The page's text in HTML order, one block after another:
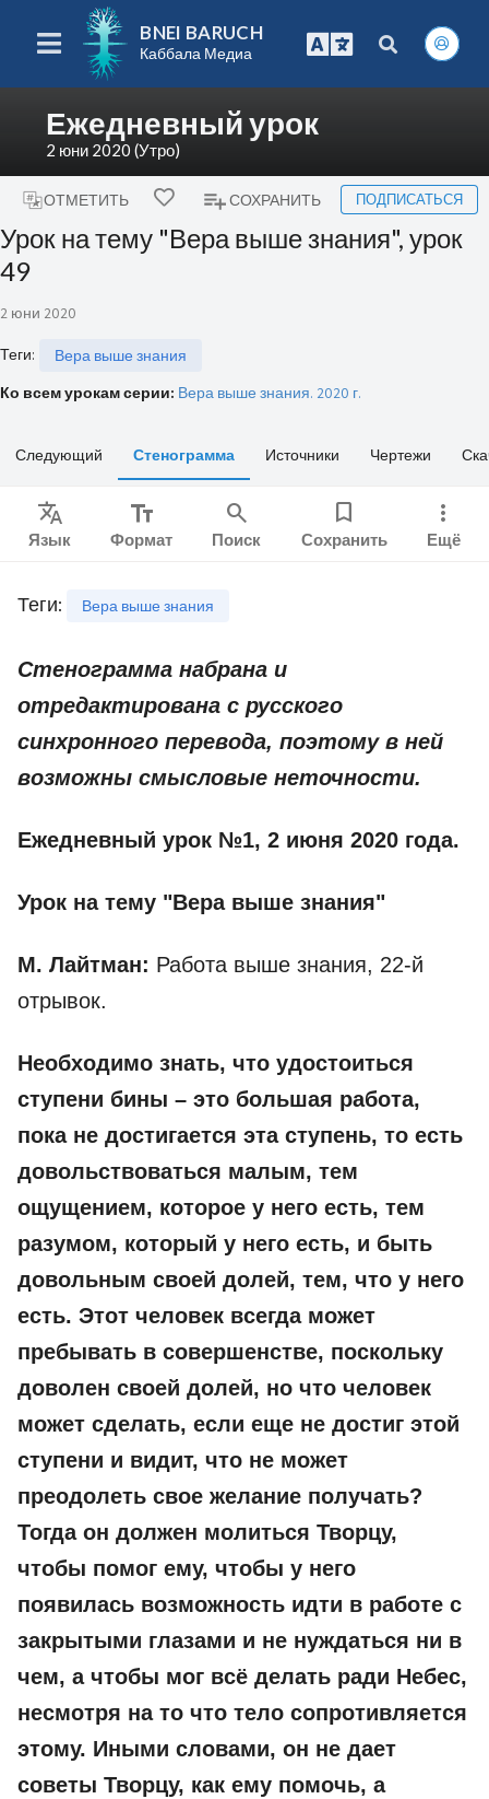
BNEI BARUCH
Каббала Медиа
Ежедневный урок
2 юни 2020 (Утро)
ОТМЕТИТЬ СОХРАНИТЬ ПОДПИСАТЬСЯ
Урок на тему "Вера выше знания", урок
49
2 юни 2020
Теги:
Вера выше знания
Ко всем урокам серии: Вера выше знания. 2020 г.
Следующий Стенограмма Источники Чертежи
Translate
Язык
text_fields
Формат
search
Поиск
bookmark
Сохранить
more_vert
Ещё
Теги: Вера выше знания
Стенограмма набрана и
отредактирована с русского
синхронного перевода, поэтому в ней
возможны смысловые неточности.
Ежедневный урок №1, 2 июня 2020 года.
Урок на тему "Вера выше знания"
М. Лайтман: Работа выше знания, 22-й
отрывок.
Необходимо знать, что удостоиться
ступени бины – это большая работа,
пока не достигается эта ступень, то есть
довольствоваться малым, тем
ощущением, которое у него есть, тем
разумом, который у него есть, и быть
довольным своей долей, тем, что у него
есть. Этот человек всегда может
пребывать в совершенстве, поскольку
доволен своей долей, но что человек
может сделать, если еще не достиг этой
ступени и видит, что не может
преодолеть свое желание получать?
Тогда он должен молиться Творцу,
чтобы помог ему, чтобы у него
появилась возможность идти в работе с
закрытыми глазами и не нуждаться ни в
чем, а чтобы мог всё делать ради Небес,
несмотря на то что тело сопротивляется
этому. Иными словами, он не дает
советы Творцу, как ему помочь, а